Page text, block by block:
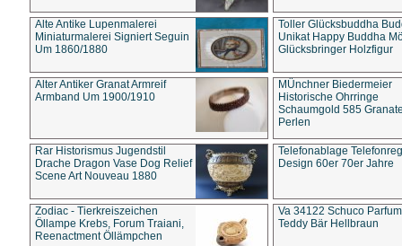
Alte Antike Lupenmalerei
Miniaturmalerei Signiert Seguin
Um 1860/1880
Toller Glücksbuddha
Unikat Happy Buddha
Glücksbringer Holzfigur
Alter Antiker Granat Armreif
Armband Um 1900/1910
MÜnchner Biedermeier
Historische Ohrringe
Schaumgold 585
Perlen
Rar Historismus Jugendstil
Drache Dragon Vase Dog Relief
Scene Art Nouveau 1880
Telefonablage
Design 60er 70er Jahre
Zodiac - Tierkreiszeichen
Öllampe Krebs, Forum Traiani,
Reenactment Öllämpchen
Va 34122 Schuco
Teddy Bär Hellbraun